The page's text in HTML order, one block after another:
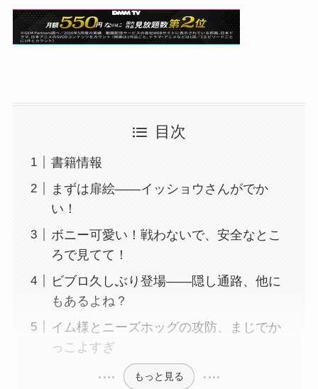
目次
書籍情報
まずは扉絵——イッショウさんがでか
い！
ボニー可愛い！戦わないで、安全なとこ
ろで見てて！
ビブロ久しぶり登場——隠し通路、他に
もあるよね？
イム様とニーズホッグの攻防、まじでか
っこよすぎ
もっと見る